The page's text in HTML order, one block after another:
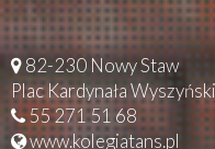
82-230 Nowy Staw
Plac Kardynała
55 271 51 68
www.kolegiatans.pl